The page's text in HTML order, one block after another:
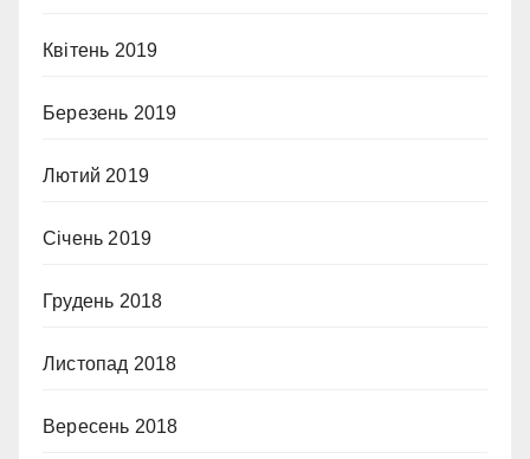
Квітень 2019
Березень 2019
Лютий 2019
Січень 2019
Грудень 2018
Листопад 2018
Вересень 2018